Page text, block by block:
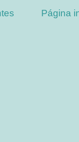
Página